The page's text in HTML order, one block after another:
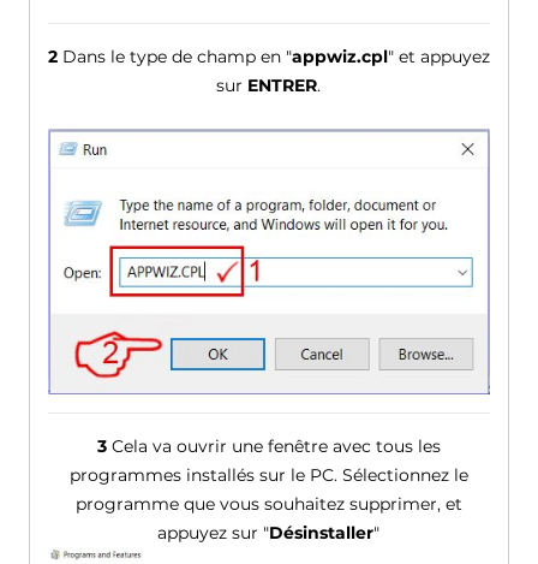
2Dans le type de champ en "appwiz.cpl" et appuyez
sur ENTRER.
3Cela va ouvrir une fenêtre avec tous les
programmes installés sur le PC. Sélectionnez le
programme que vous souhaitez supprimer, et
appuyez sur "Désinstaller"